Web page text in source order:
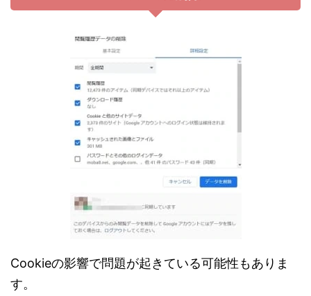
Cookieの影響で問題が起きている可能性もありま
す。